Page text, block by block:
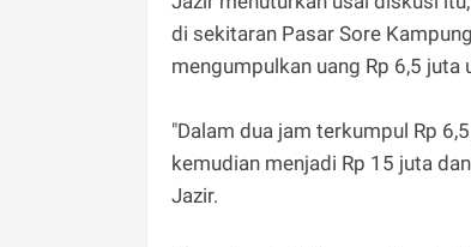
di sekitaran Pasar Sore
mengumpulkan uang Rp 6,5
"Dalam dua jam terkumpul Rp
kemudian menjadi Rp 15 juta
Jazir.